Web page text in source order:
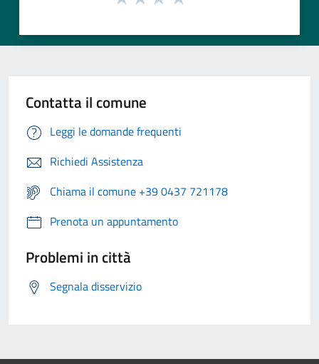
Contatta il comune
Leggi le domande frequenti
Richiedi Assistenza
Chiama il comune +39 0437 721178
Prenota un appuntamento
Problemi in città
Segnala disservizio